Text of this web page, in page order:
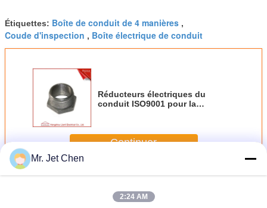
Étiquettes: Boîte de conduit de 4 manières ,
Coude d'inspection , Boîte électrique de conduit
Réducteurs électriques du
conduit ISO9001 pour la
Continuer
PlusBoîte de jonction de conduit
Mr. Jet Chen
2:24 AM